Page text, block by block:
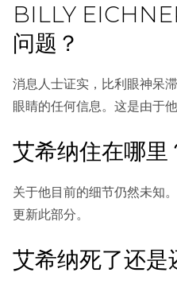
BILLY
问题？
消息人士证实，比利眼神呆
眼睛的任何信息。这是由于
艾希纳住在哪里
关于他目前的细节仍然未知
更新此部分。
艾希纳死了还是